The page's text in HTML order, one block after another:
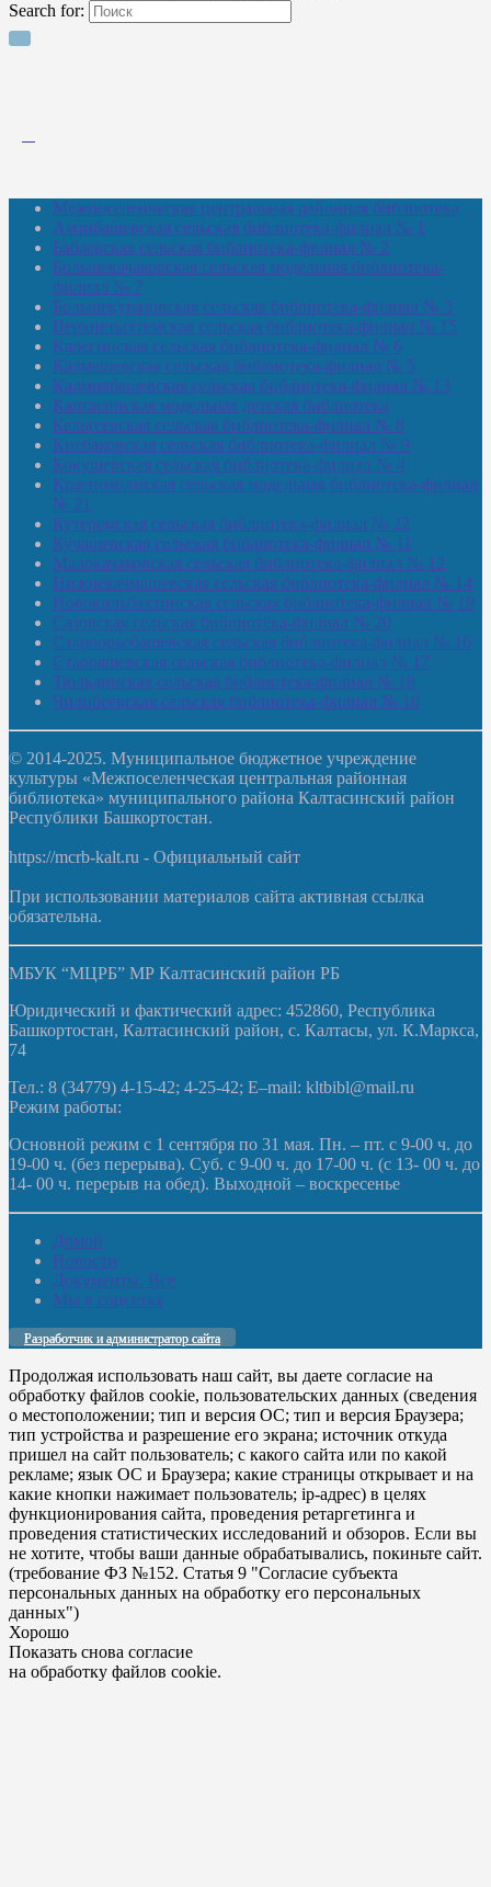
Search for:
Межпоселенческая центральная районная библиотека
Амзибашевская сельская библиотека-филиал № 1
Бабаевская сельская библиотека-филиал № 2
Большекачаковская сельская модельная библиотека-
филиал № 7
Большекуразовская сельская библиотека-филиал № 3
Верхнетыхтемская сельская библиотека-филиал № 15
Калегинская сельская библиотека-филиал № 6
Калмашевская сельская библиотека-филиал № 5
Калмиябашевская сельская библиотека-филиал № 13
Калтасинская модельная детская библиотека
Кельтеевская сельская библиотека-филиал № 8
Киебаковская сельская библиотека-филиал № 9
Кокушевская сельская библиотека-филиал № 4
Краснохолмская сельская модельная библиотека-филиал
№ 21
Кутеремская сельская библиотека-филиал № 22
Кучашевская сельская библиотека-филиал № 11
Малокачаковская сельская библиотека-филиал № 12
Нижнекачмашевская сельская библиотека-филиал № 14
Новокильбахтинская сельская библиотека-филиал № 19
Сазовская сельская библиотека-филиал № 20
Староорьебашевская сельская библиотека-филиал № 16
Старояшевская сельская библиотека-филиал № 17
Тюльдинская сельская библиотека-филиал № 18
Чилибеевская сельская библиотека-филиал № 10
© 2014-2025. Муниципальное бюджетное учреждение
культуры «Межпоселенческая центральная районная
библиотека» муниципального района Калтасинский район
Республики Башкортостан.
https://mcrb-kalt.ru - Официальный сайт
При использовании материалов сайта активная ссылка
обязательна.
МБУК “МЦРБ” МР Калтасинский район РБ
Юридический и фактический адрес: 452860, Республика
Башкортостан, Калтасинский район, с. Калтасы, ул. К.Маркса,
74
Тел.: 8 (34779) 4-15-42; 4-25-42; E–mail: kltbibl@mail.ru
Режим работы:
Основной режим с 1 сентября по 31 мая. Пн. – пт. с 9-00 ч. до
19-00 ч. (без перерыва). Суб. с 9-00 ч. до 17-00 ч. (с 13- 00 ч. до
14- 00 ч. перерыв на обед). Выходной – воскресенье
Домой
Новости
Документы. Все
Мы в соцсетях
Разработчик и администратор сайта
Продолжая использовать наш сайт, вы даете согласие на
обработку файлов cookie, пользовательских данных (сведения
о местоположении; тип и версия ОС; тип и версия Браузера;
тип устройства и разрешение его экрана; источник откуда
пришел на сайт пользователь; с какого сайта или по какой
рекламе; язык ОС и Браузера; какие страницы открывает и на
какие кнопки нажимает пользователь; ip-адрес) в целях
функционирования сайта, проведения ретаргетинга и
проведения статистических исследований и обзоров. Если вы
не хотите, чтобы ваши данные обрабатывались, покиньте сайт.
(требование ФЗ №152. Статья 9 "Согласие субъекта
персональных данных на обработку его персональных
данных")
Хорошо
Показать снова согласие
на обработку файлов cookie.